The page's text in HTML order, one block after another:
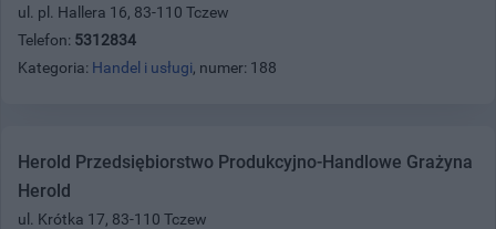
ul. pl. Hallera 16, 83-110 Tczew
Telefon: 5312834
Kategoria: Handel i usługi, numer: 188
Herold Przedsiębiorstwo Produkcyjno-Handlowe Grażyna
Herold
ul. Krótka 17, 83-110 Tczew